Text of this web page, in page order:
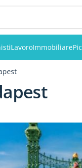
LavoroImmobiliare